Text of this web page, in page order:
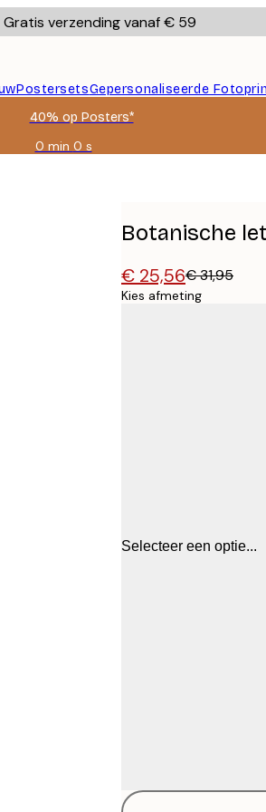
Gratis verzending vanaf € 59
PostersetsGepersonaliseerde
40% op Posters*
0 min 0 s
Geldig
Botanische
€ 25,56€ 31,95
Kies afmeting
Selecteer een optie...